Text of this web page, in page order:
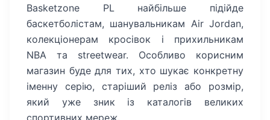
Basketzone PL найбільше підійде
баскетболістам, шанувальникам Air Jordan,
колекціонерам кросівок і прихильникам
NBA та streetwear. Особливо корисним
магазин буде для тих, хто шукає конкретну
іменну серію, старіший реліз або розмір,
який уже зник із каталогів великих
спортивних мереж.